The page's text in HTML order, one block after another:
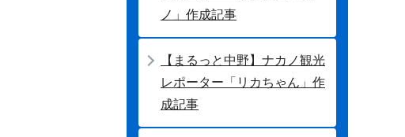
ノ」作成記事
【まるっと中野】ナカノ観光
レポーター「リカちゃん」作
成記事